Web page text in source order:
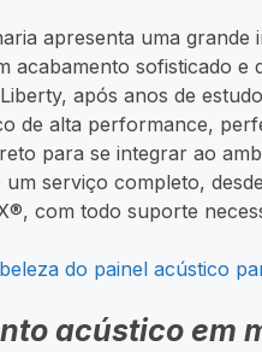
apresenta uma
acabamento sofisticado e
após anos de
de alta performance,
para se integrar ao
serviço completo,
com todo suporte
do painel acústico
acústico em